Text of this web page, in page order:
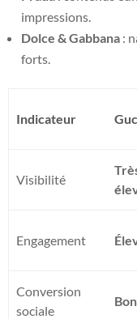
impressions.
Dolce & Gabbana :
forts.
Indicateur
Visibilité
Engagement
Conversion
sociale